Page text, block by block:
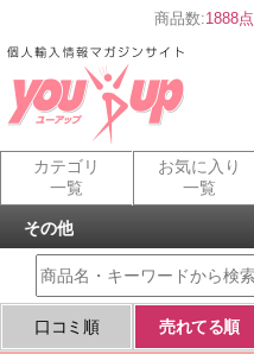
商品数:1888点
カテゴリ
一覧
お気に入り
一覧
その他
口コミ順 売れてる順